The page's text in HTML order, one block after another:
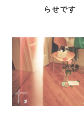
らせです